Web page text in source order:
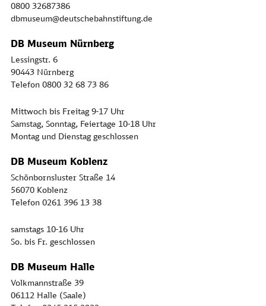
0800 32687386
dbmuseum@deutschebahnstiftung.de
DB Museum Nürnberg
Lessingstr. 6
90443 Nürnberg
Telefon 0800 32 68 73 86
Mittwoch bis Freitag 9-17 Uhr
Samstag, Sonntag, Feiertage 10-18 Uhr
Montag und Dienstag geschlossen
DB Museum Koblenz
Schönbornsluster Straße 14
56070 Koblenz
Telefon 0261 396 13 38
samstags 10-16 Uhr
So. bis Fr. geschlossen
DB Museum Halle
Volkmannstraße 39
06112 Halle (Saale)